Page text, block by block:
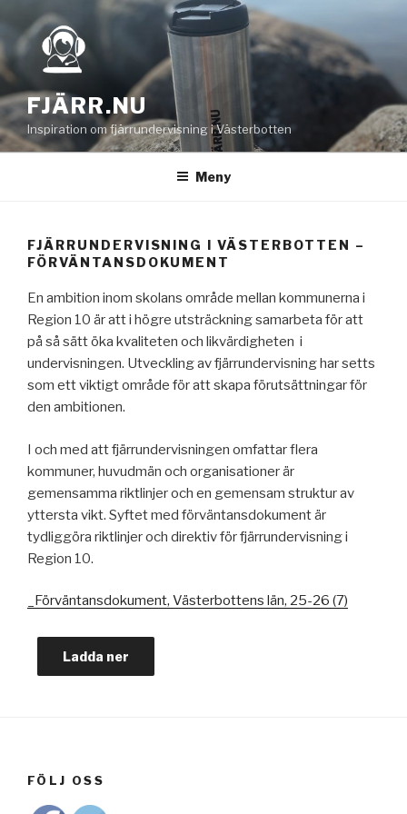
innehåll
FJÄRR.NU
Inspiration om fjärrundervisning i Västerbotten
Meny
FJÄRRUNDERVISNING I VÄSTERBOTTEN –
FÖRVÄNTANSDOKUMENT
En ambition inom skolans område mellan kommunerna i
Region 10 är att i högre utsträckning samarbeta för att
på så sätt öka kvaliteten och likvärdigheten i
undervisningen. Utveckling av fjärrundervisning har setts
som ett viktigt område för att skapa förutsättningar för
den ambitionen.
I och med att fjärrundervisningen omfattar flera
kommuner, huvudmän och organisationer är
gemensamma riktlinjer och en gemensam struktur av
yttersta vikt. Syftet med förväntansdokument är
tydliggöra riktlinjer och direktiv för fjärrundervisning i
Region 10.
_Förväntansdokument, Västerbottens län, 25-26 (7)
Ladda ner
FÖLJ OSS